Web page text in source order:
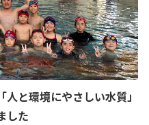
と環境にやさしい水質」
した